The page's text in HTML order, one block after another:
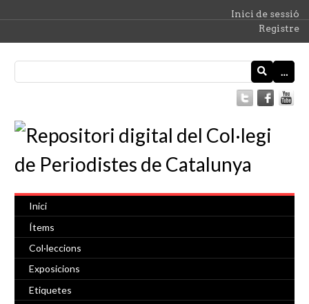
Inici de sessió
Registre
…
Inici
Ítems
Col·leccions
Exposicions
Etiquetes